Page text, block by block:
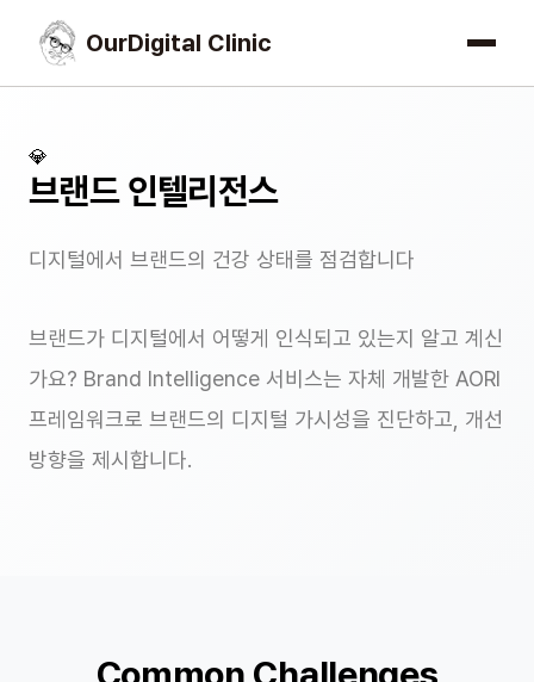
OurDigital Clinic
💎
브랜드 인텔리전스
디지털에서 브랜드의 건강 상태를 점검합니다
브랜드가 디지털에서 어떻게 인식되고 있는지 알고 계신
가요? Brand Intelligence 서비스는 자체 개발한 AORI
프레임워크로 브랜드의 디지털 가시성을 진단하고, 개선
방향을 제시합니다.